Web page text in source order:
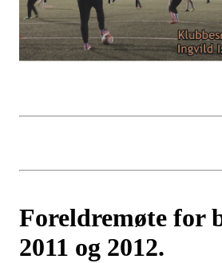
Foreldremøte for
2011 og 2012.